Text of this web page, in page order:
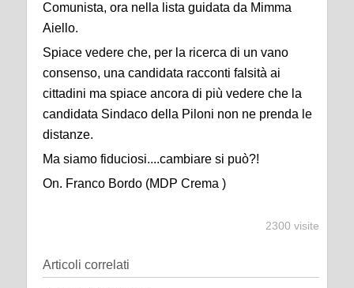
Comunista, ora nella lista guidata da Mimma
Aiello.
Spiace vedere che, per la ricerca di un vano
consenso, una candidata racconti falsità ai
cittadini ma spiace ancora di più vedere che la
candidata Sindaco della Piloni non ne prenda le
distanze.
Ma siamo fiduciosi....cambiare si può?!
On. Franco Bordo (MDP Crema )
2300 visite
Articoli correlati